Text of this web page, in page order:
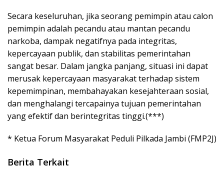
Secara keseluruhan, jika seorang pemimpin atau calon
pemimpin adalah pecandu atau mantan pecandu
narkoba, dampak negatifnya pada integritas,
kepercayaan publik, dan stabilitas pemerintahan
sangat besar. Dalam jangka panjang, situasi ini dapat
merusak kepercayaan masyarakat terhadap sistem
kepemimpinan, membahayakan kesejahteraan sosial,
dan menghalangi tercapainya tujuan pemerintahan
yang efektif dan berintegritas tinggi.(***)
* Ketua Forum Masyarakat Peduli Pilkada Jambi (FMP2J)
Berita Terkait